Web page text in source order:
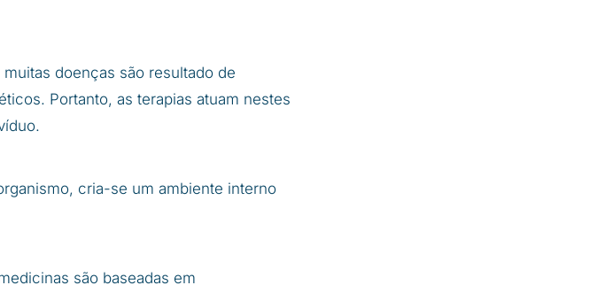
doenças são resultado de
Portanto, as terapias atuam nestes
cria-se um ambiente interno
são baseadas em